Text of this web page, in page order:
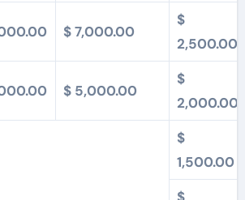
$ 7,000.00
$
2,500.00
$ 5,000.00
$
2,000.00
$
1,500.00